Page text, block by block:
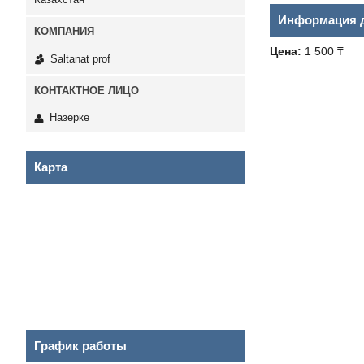
Информация
Цена: 1 500 ₸
Saltanat prof
Назерке
Карта
График работы